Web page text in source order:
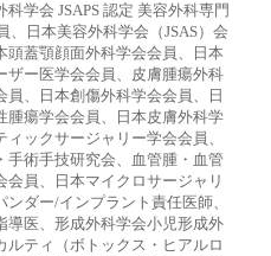
学会 JSAPS 認定 美容外科専門
、日本美容外科学会（JSAS）会
頭蓋顎顔面外科学会会員、日本
ザー医学会会員、皮膚腫瘍外科
、日本創傷外科学会会員、日
腫瘍学会会員、日本皮膚外科学
ックサージャリー学会会員、
手術手技研究会、血管腫・血管
員、日本マイクロサージャリ
ダー/インプラント責任医師、
導医、形成外科学会小児形成外
ティ（ボトックス・ヒアルロ